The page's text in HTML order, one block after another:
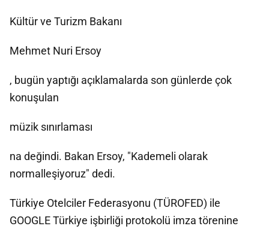
Kültür ve Turizm Bakanı
Mehmet Nuri Ersoy
, bugün yaptığı açıklamalarda son günlerde çok
konuşulan
müzik sınırlaması
na değindi. Bakan Ersoy, "Kademeli olarak
normalleşiyoruz" dedi.
Türkiye Otelciler Federasyonu (TÜROFED) ile
GOOGLE Türkiye işbirliği protokolü imza törenine